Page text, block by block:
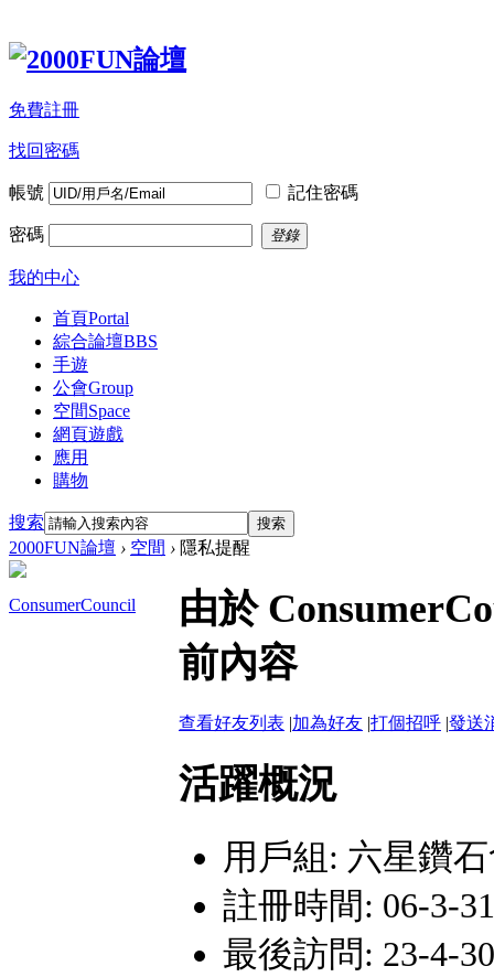
免費註冊
找回密碼
帳號 記住密碼
密碼 登錄
我的中心
首頁Portal
綜合論壇BBS
手遊
公會Group
空間Space
網頁遊戲
應用
購物
搜索 搜索
2000FUN論壇 › 空間 › 隱私提醒
ConsumerCouncil
由於
前內容
查看好友列表 |加為好友 |打個招呼 |發送
活躍概況
用戶組: 六星鑽
註冊時間: 06-3-
最後訪問: 23-4-